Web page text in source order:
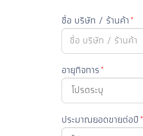
ชื่อ บริษัท / ร้านค้า*
อายุกิจการ*
ประมาณยอดขายต่อปี*